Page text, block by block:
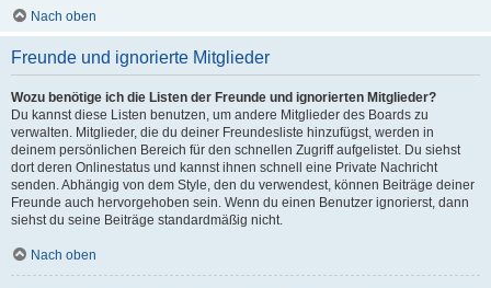
Nach oben
Freunde und ignorierte Mitglieder
Wozu benötige ich die Listen der Freunde und ignorierten Mitglieder?
Du kannst diese Listen benutzen, um andere Mitglieder des Boards zu
verwalten. Mitglieder, die du deiner Freundesliste hinzufügst, werden in
deinem persönlichen Bereich für den schnellen Zugriff aufgelistet. Du siehst
dort deren Onlinestatus und kannst ihnen schnell eine Private Nachricht
senden. Abhängig von dem Style, den du verwendest, können Beiträge deiner
Freunde auch hervorgehoben sein. Wenn du einen Benutzer ignorierst, dann
siehst du seine Beiträge standardmäßig nicht.
Nach oben